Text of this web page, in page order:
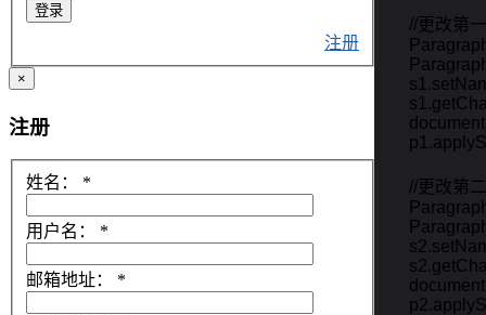
//更改
//更改
登录
注册
×
注册
姓名： *
用户名： *
邮箱地址： *